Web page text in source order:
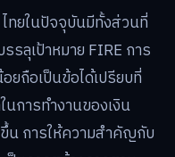
ทยในปัจจุบันมีทั้งส่วนที่
ลุเป้าหมาย FIRE การ
ยถือเป็นข้อได้เปรียบที่
นการทำงานของเงิน
น การให้ความสำคัญกับ